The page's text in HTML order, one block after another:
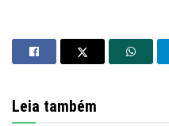
Leia também